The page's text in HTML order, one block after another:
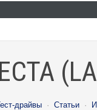
драйвы · Статьи ·